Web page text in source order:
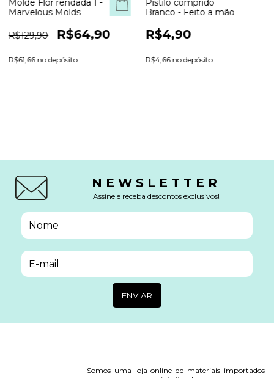
Molde Flor rendada 1 -
Marvelous Molds
R$129,90 R$64,90
R$61,66 no depósito
Pistilo comprido
Branco - Feito a mão
R$4,90
R$4,66 no depósito
NEWSLETTER
Assine e receba descontos exclusivos!
Somos uma loja online de materiais importados